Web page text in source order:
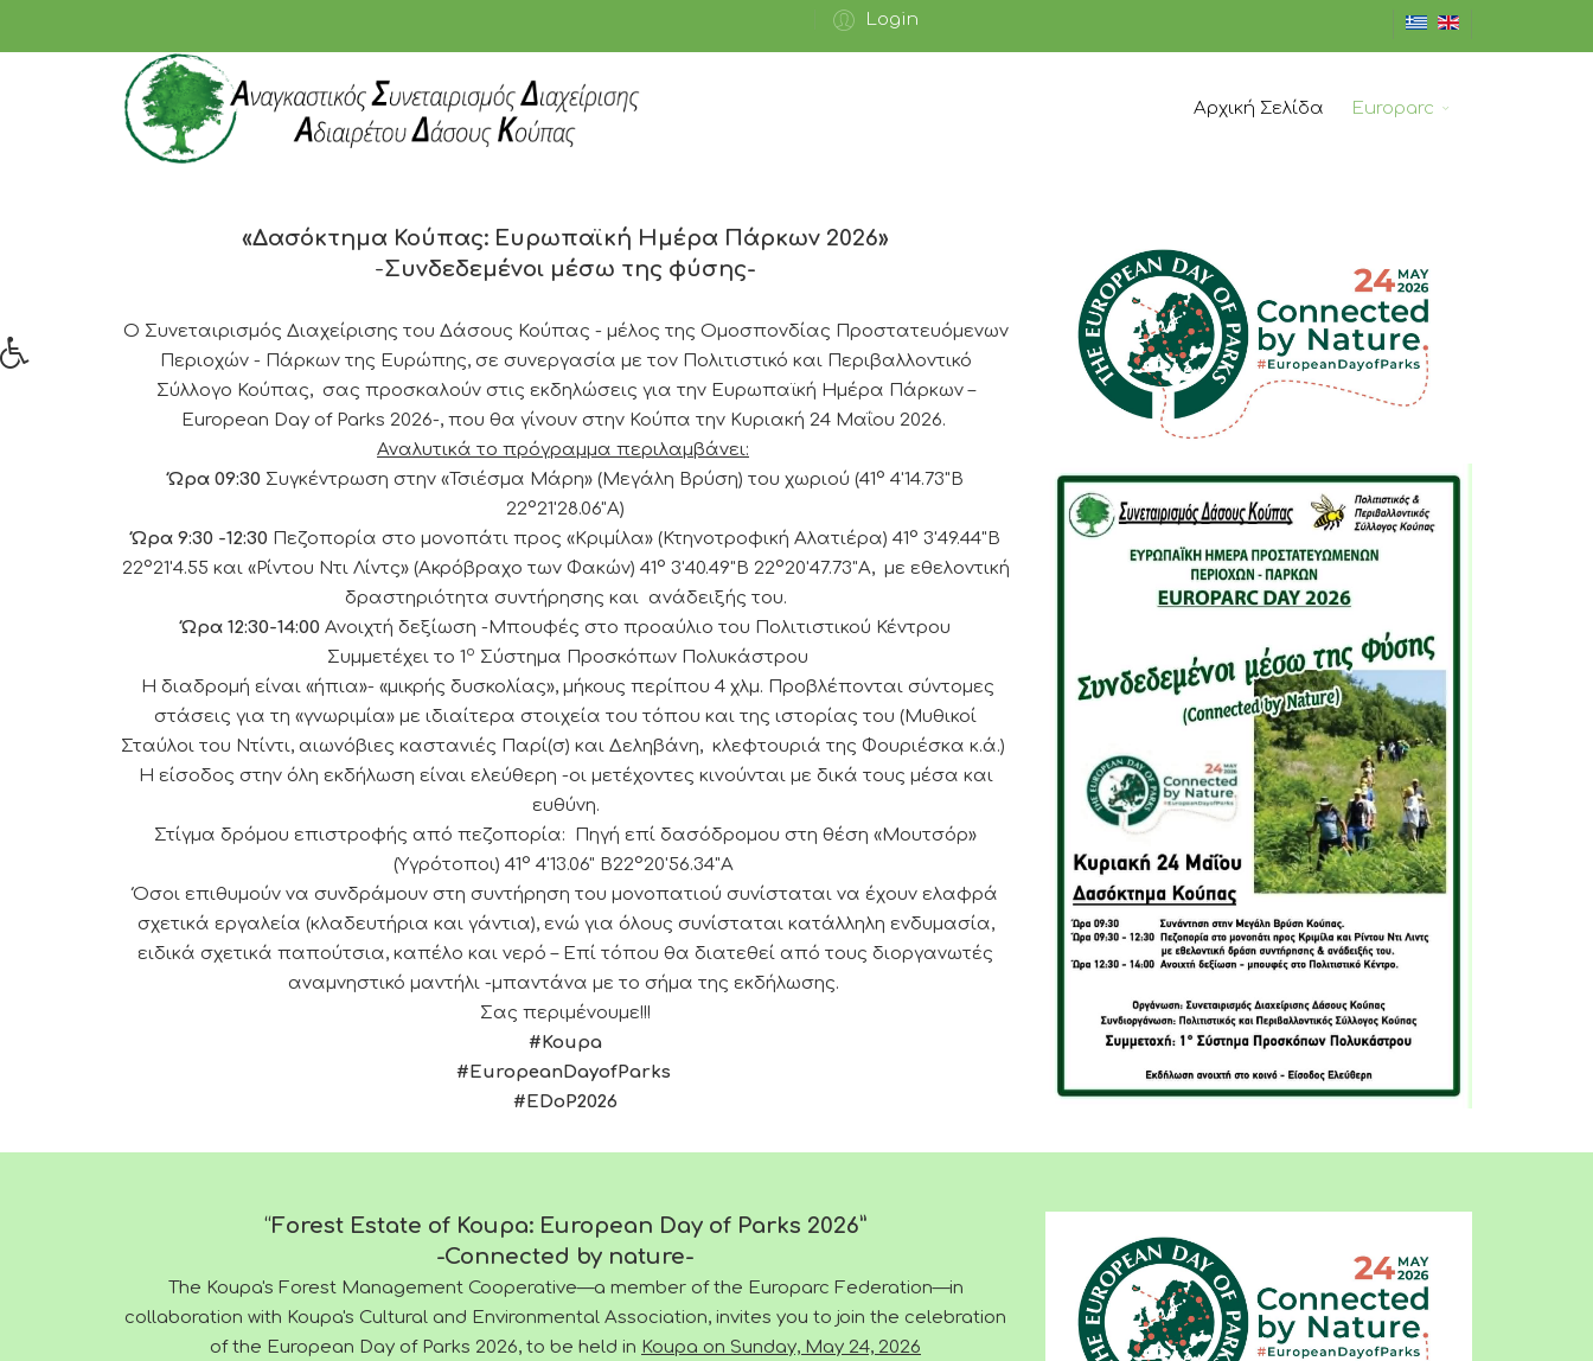
Login
Αρχική Σελίδα Europarc
«Δασόκτημα Κούπας: Ευρωπαϊκή Ημέρα Πάρκων 2026»
-Συνδεδεμένοι μέσω της φύσης-
Ο Συνεταιρισμός Διαχείρισης του Δάσους Κούπας - μέλος της Ομοσπονδίας Προστατευόμενων
Περιοχών - Πάρκων της Ευρώπης, σε συνεργασία με τον Πολιτιστικό και Περιβαλλοντικό
Σύλλογο Κούπας, σας προσκαλούν στις εκδηλώσεις για την Ευρωπαϊκή Ημέρα Πάρκων –
European Day of Parks 2026-, που θα γίνουν στην Κούπα την Κυριακή 24 Μαΐου 2026.
Αναλυτικά το πρόγραμμα περιλαμβάνει:
Ώρα 09:30Συγκέντρωση στην «Τσιέσμα Μάρη» (Μεγάλη Βρύση) τoυ χωριού (41° 4'14.73"Β
22°21'28.06"Α)
Ώρα 9:30 -12:30Πεζοπορία στο μονοπάτι προς «Κριμίλα» (Κτηνοτροφική Αλατιέρα) 41° 3'49.44"Β
22°21'4.55 και «Ρίντου Ντι Λίντς» (Ακρόβραχο των Φακών) 41° 3'40.49"Β 22°20'47.73"Α, με εθελοντική
δραστηριότητα συντήρησης και ανάδειξής του.
Ώρα 12:30-14:00Ανοιχτή δεξίωση -Μπουφές στο προαύλιο του Πολιτιστικού Κέντρου
Συμμετέχει το 1 ο Σύστημα Προσκόπων Πολυκάστρου
Η διαδρομή είναι «ήπια»- «μικρής δυσκολίας», μήκους περίπου 4 χλμ. Προβλέπονται σύντομες
στάσεις για τη «γνωριμία» με ιδιαίτερα στοιχεία του τόπου και της ιστορίας του (Μυθικοί
Σταύλοι του Ντίντι, αιωνόβιες καστανιές Παρί(σ) και Δεληβάνη, κλεφτουριά της Φουριέσκα κ.ά.)
Η είσοδος στην όλη εκδήλωση είναι ελεύθερη -οι μετέχοντες κινούνται με δικά τους μέσα και
ευθύνη.
Στίγμα δρόμου επιστροφής από πεζοπορία: Πηγή επί δασόδρομου στη θέση «Μουτσόρ»
(Υγρότοποι) 41° 4'13.06" Β22°20'56.34"Α
Όσοι επιθυμούν να συνδράμουν στη συντήρηση του μονοπατιού συνίσταται να έχουν ελαφρά
σχετικά εργαλεία (κλαδευτήρια και γάντια), ενώ για όλους συνίσταται κατάλληλη ενδυμασία,
ειδικά σχετικά παπούτσια, καπέλο και νερό – Επί τόπου θα διατεθεί από τους διοργανωτές
αναμνηστικό μαντήλι -μπαντάνα με το σήμα της εκδήλωσης.
Σας περιμένουμε!!!
#Koupa
#EuropeanDayofParks
#EDoP2026
“Forest Estate of Koupa: European Day of Parks 2026”
-Connected by nature-
The Koupa's Forest Management Cooperative—a member of the Europarc Federation—in
collaboration with Koupa's Cultural and Environmental Association, invites you to join the celebration
of the European Day of Parks 2026, to be held in Koupa on Sunday, May 24, 2026